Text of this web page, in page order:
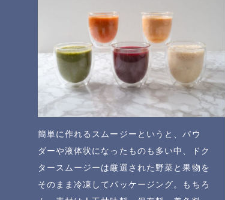
簡単に作れるスムージーというと、パウ
ダーや液体状になったものも多い中、ドク
タースムージーは厳選された野菜と果物を
そのまま冷凍してパッケージング。もちろ